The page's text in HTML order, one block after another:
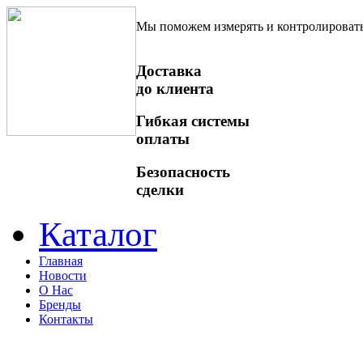
Мы поможем измерять и
Доставка
до клиента
Гибкая системы
оплаты
Безопасность
сделки
Каталог
Главная
Новости
О Нас
Бренды
Контакты